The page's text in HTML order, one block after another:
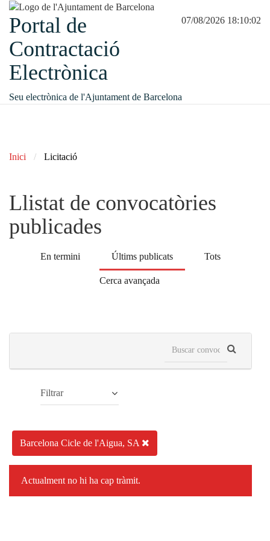
07/08/2026 18:10:02
Portal de
Contractació
Electrònica
Seu electrònica de l'Ajuntament de Barcelona
Inici Licitació
Llistat de convocatòries
publicades
En termini Últims publicats Tots
Cerca avançada
Filtrar
Barcelona Cicle de l'Aigua, SA
Actualment no hi ha cap tràmit.